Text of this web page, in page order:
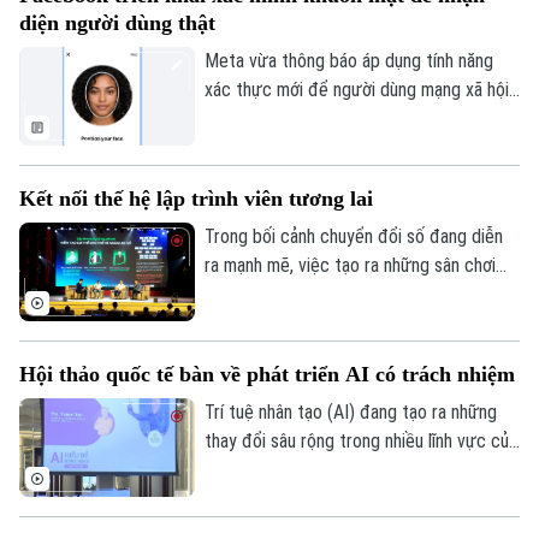
Tư vấn sức khỏe
Quần vợt
Tin tức
Sao
Thời trang
Âm nhạc
Đã phát sóng
diện người dùng thật
Meta vừa thông báo áp dụng tính năng
xác thực mới để người dùng mạng xã hội
Kết nối thế hệ lập trình viên tương lai
Trong bối cảnh chuyển đổi số đang diễn
ra mạnh mẽ, việc tạo ra những sân chơi
Master – Đấu trường Lập trình 2026" đã
được tổ chức tại Học viện Bưu chính viễn
thông, thu hút đông đảo học sinh, sinh
Hội thảo quốc tế bàn về phát triển AI có trách nhiệm
Trí tuệ nhân tạo (AI) đang tạo ra những
thay đổi sâu rộng trong nhiều lĩnh vực của